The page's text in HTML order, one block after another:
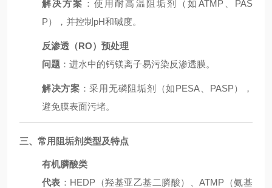
解决方案 ：使用耐高温阻垢剂（如ATMP、PAS
P），并控制pH和碱度。
反渗透（RO）预处理
问题：进水中的钙镁离子易污染反渗透膜。
解决方案 ：采用无磷阻垢剂（如PESA、PASP），
避免膜表面污堵。
三、常用阻垢剂类型及特点
有机膦酸类
代表 ：HEDP（羟基亚乙基二膦酸）、ATMP（氨基